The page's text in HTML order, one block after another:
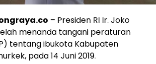
– Presiden RI Ir. Joko
menanda tangani peraturan
tentang ibukota Kabupaten
pada 14 Juni 2019.